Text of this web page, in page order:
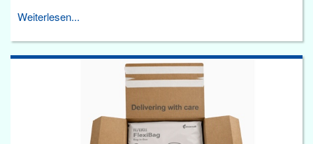
Weiterlesen...